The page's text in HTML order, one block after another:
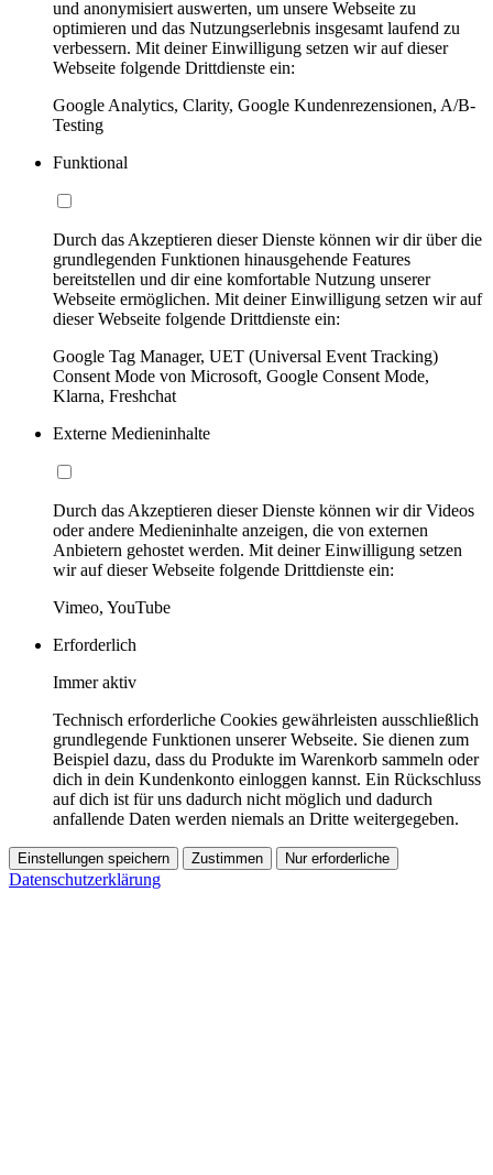
und anonymisiert auswerten, um unsere Webseite zu
optimieren und das Nutzungserlebnis insgesamt laufend zu
verbessern. Mit deiner Einwilligung setzen wir auf dieser
Webseite folgende Drittdienste ein:
Google Analytics, Clarity, Google Kundenrezensionen, A/B-
Testing
Funktional
Durch das Akzeptieren dieser Dienste können wir dir über die
grundlegenden Funktionen hinausgehende Features
bereitstellen und dir eine komfortable Nutzung unserer
Webseite ermöglichen. Mit deiner Einwilligung setzen wir auf
dieser Webseite folgende Drittdienste ein:
Google Tag Manager, UET (Universal Event Tracking)
Consent Mode von Microsoft, Google Consent Mode,
Klarna, Freshchat
Externe Medieninhalte
Durch das Akzeptieren dieser Dienste können wir dir Videos
oder andere Medieninhalte anzeigen, die von externen
Anbietern gehostet werden. Mit deiner Einwilligung setzen
wir auf dieser Webseite folgende Drittdienste ein:
Vimeo, YouTube
Erforderlich
Immer aktiv
Technisch erforderliche Cookies gewährleisten ausschließlich
grundlegende Funktionen unserer Webseite. Sie dienen zum
Beispiel dazu, dass du Produkte im Warenkorb sammeln oder
dich in dein Kundenkonto einloggen kannst. Ein Rückschluss
auf dich ist für uns dadurch nicht möglich und dadurch
anfallende Daten werden niemals an Dritte weitergegeben.
Einstellungen speichern Zustimmen Nur erforderliche
Datenschutzerklärung